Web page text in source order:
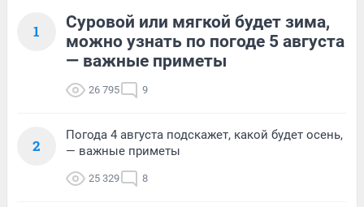
1
Суровой или мягкой будет зима,
можно узнать по погоде 5 августа
— важные приметы
26 795 9
2
Погода 4 августа подскажет, какой будет осень,
— важные приметы
25 329 8